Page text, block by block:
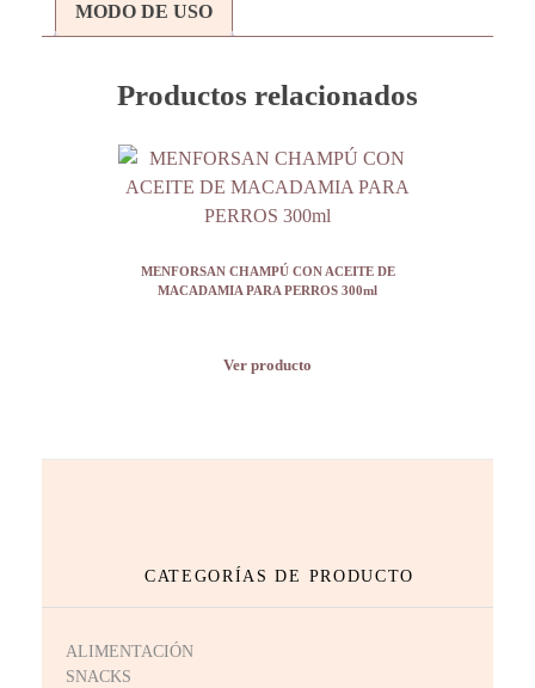
MODO DE USO
Productos relacionados
MENFORSAN CHAMPÚ CON ACEITE DE
MACADAMIA PARA PERROS 300ml
Ver producto
CATEGORÍAS DE PRODUCTO
ALIMENTACIÓN
SNACKS